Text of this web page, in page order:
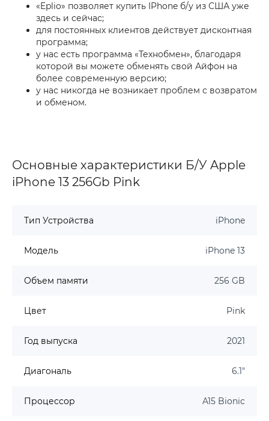
«Eplio» позволяет купить IPhone б/у из США уже
здесь и сейчас;
для постоянных клиентов действует дисконтная
программа;
у нас есть программа «Технобмен», благодаря
которой вы можете обменять свой Айфон на
более современную версию;
у нас никогда не возникает проблем с возвратом
и обменом.
Основные характеристики Б/У Apple
iPhone 13 256Gb Pink
Тип Устройства iPhone
Модель iPhone 13
Объем памяти 256 GB
Цвет Pink
Год выпуска 2021
Диагональ 6.1"
Процессор A15 Bionic